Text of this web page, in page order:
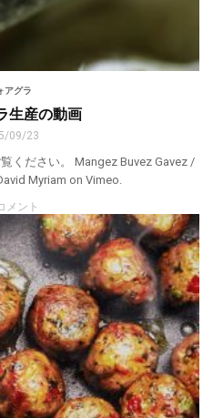
アグラ
生産の動画
09/23
ください。 Mangez Buvez Gavez /
Myriam on Vimeo.
メント